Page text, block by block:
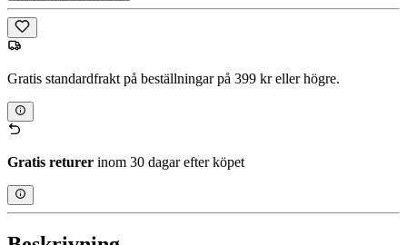
Gratis standardfrakt på beställningar på 399 kr eller högre.
Gratis returer inom 30 dagar efter köpet